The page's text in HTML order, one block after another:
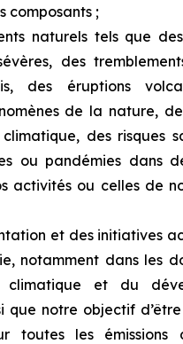
composants ;
naturels tels que des
des
des éruptions
de la nature,
climatique, des risques
ou pandémies dans
activités ou celles de
et des initiatives
notamment dans les
climatique
et du
que notre objectif
toutes les émissions